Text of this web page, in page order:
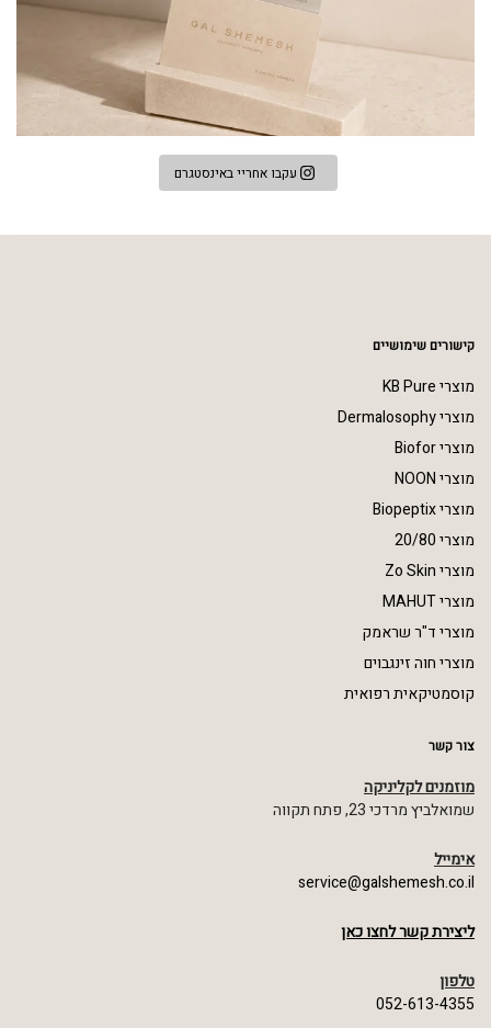
עקבו אחריי באינסטגרם
קישורים שימושיים
מוצרי KB Pure
מוצרי Dermalosophy
מוצרי Biofor
מוצרי NOON
מוצרי Biopeptix
מוצרי 20/80
מוצרי Zo Skin
מוצרי MAHUT
מוצרי ד"ר שראמק
מוצרי חוה זינגבוים
קוסמטיקאית רפואית
צור קשר
מוזמנים לקליניקה
שמואלביץ מרדכי 23, פתח תקווה
אימייל
service@galshemesh.co.il
ליצירת קשר לחצו כאן
טלפון
052-613-4355